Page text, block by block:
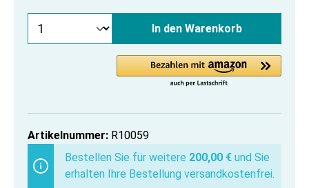
In den Warenkorb
Artikelnummer: R10059
Bestellen Sie für weitere 200,00 € und Sie
erhalten Ihre Bestellung versandkostenfrei.